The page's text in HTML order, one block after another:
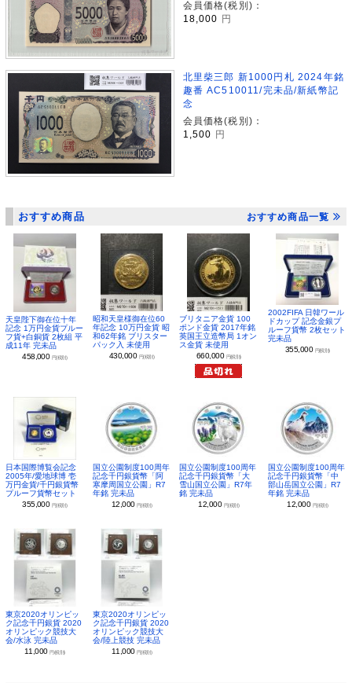
会員価格(税別)：
18,000
円
北里柴三郎 新1000円札 2024年銘
趣番 AC510011/完未品/新紙幣記
念
会員価格(税別)：
1,500
円
おすすめ商品 おすすめ商品一覧
天皇陛下御在位十年
記念 1万円金貨プルー
フ貨+白銅貨 2枚組 平
成11年 完未品
458,000 円(税別)
昭和天皇様御在位60
年記念 10万円金貨 昭
和62年銘 ブリスター
パック入 未使用
430,000 円(税別)
ブリタニア金貨 100
ポンド金貨 2017年銘
英国王立造幣局 1オン
ス金貨 未使用
660,000 円(税別)
2002FIFA 日韓ワール
ドカップ 記念金銀プ
ルーフ貨幣 2枚セット
完未品
355,000 円(税別)
日本国際博覧会記念
2005年/愛地球博 壱
万円金貨/千円銀貨幣
プルーフ貨幣セット
355,000 円(税別)
国立公園制度100周年
記念千円銀貨幣「阿
寒摩周国立公園」R7
年銘 完未品
12,000 円(税別)
国立公園制度100周年
記念千円銀貨幣「大
雪山国立公園」R7年
銘 完未品
12,000 円(税別)
国立公園制度100周年
記念千円銀貨幣「中
部山岳国立公園」R7
年銘 完未品
12,000 円(税別)
東京2020オリンピッ
ク記念千円銀貨 2020
オリンピック競技大
会/水泳 完未品
11,000円(税別)
東京2020オリンピッ
ク記念千円銀貨 2020
オリンピック競技大
会/陸上競技 完未品
11,000 円(税別)